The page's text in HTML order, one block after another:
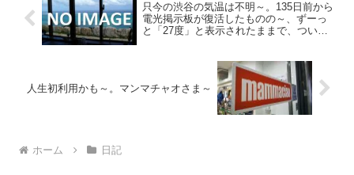
只今の渋谷の気温は不明～。135日前から
電光掲示板が復活したものの～、ずーっ
と「27度」と表示されたままで、ついに
人生初利用かも～。マンマチャオさま～
ホーム 日記